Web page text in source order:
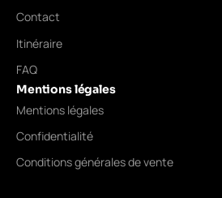
Contact
Itinéraire
FAQ
Mentions légales
Mentions légales
Confidentialité
Conditions générales de vente